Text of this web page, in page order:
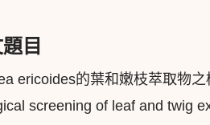
目
ericoides的葉和嫩枝萃取物
screening of leaf and twig